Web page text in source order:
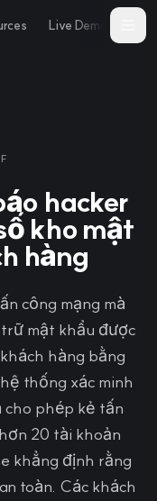
Live Demo
hacker
kho mật
hàng
công mạng mà
mật khẩu được
hàng bằng
thống xác minh
cho phép kẻ tấn
20 tài khoản
khẳng định rằng
toàn. Các khách